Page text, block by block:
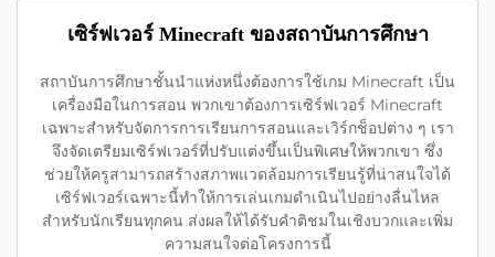
เซิร์ฟเวอร์ Minecraft ของสถาบันการศึกษา
สถาบันการศึกษาชั้นนำแห่งหนึ่งต้องการใช้เกม Minecraft เป็น
เครื่องมือในการสอน พวกเขาต้องการเซิร์ฟเวอร์ Minecraft
เฉพาะสำหรับจัดการการเรียนการสอนและเวิร์กช็อปต่าง ๆ เรา
จึงจัดเตรียมเซิร์ฟเวอร์ที่ปรับแต่งขึ้นเป็นพิเศษให้พวกเขา ซึ่ง
ช่วยให้ครูสามารถสร้างสภาพแวดล้อมการเรียนรู้ที่น่าสนใจได้
เซิร์ฟเวอร์เฉพาะนี้ทำให้การเล่นเกมดำเนินไปอย่างลื่นไหล
สำหรับนักเรียนทุกคน ส่งผลให้ได้รับคำติชมในเชิงบวกและเพิ่ม
ความสนใจต่อโครงการนี้